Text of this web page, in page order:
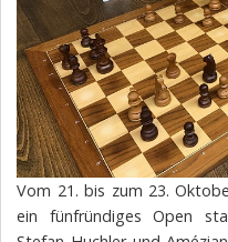
Vom 21. bis zum 23.
ein fünfründiges Open